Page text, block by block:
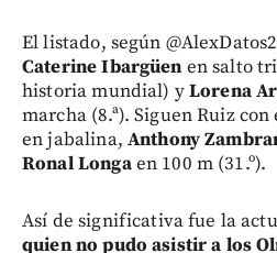
El listado, según
Caterine Ibargüen en salto
historia mundial) yLorena
marcha (8.ª). Siguen Ruiz
en jabalina, Anthony
Ronal Longaen 100 m (31.º).
Así de significativa fue la
quien no pudo asistir a los